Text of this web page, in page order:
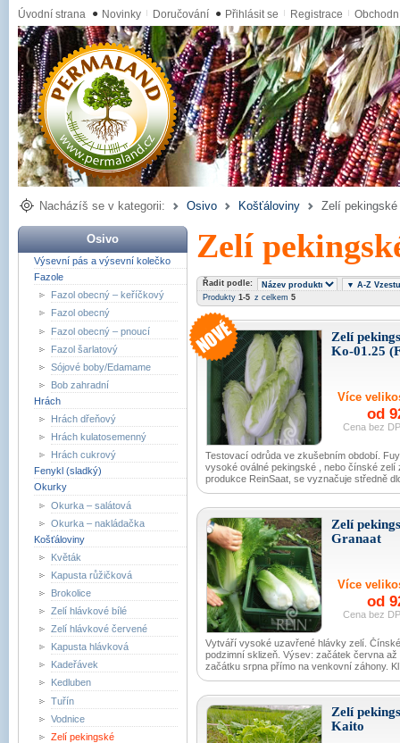
Úvodní strana ● Novinky Doručování ● Přihlásit se Registrace
Nacházíš se v kategorii: Osivo Košťáloviny Zelí pekingské
Osivo
Výsevní pás a výsevní kolečko
Fazole
Fazol obecný – keříčkový
Fazol obecný
Fazol obecný – pnoucí
Fazol šarlatový
Sójové boby/Edamame
Bob zahradní
Hrách
Hrách dřeňový
Hrách kulatosemenný
Hrách cukrový
Fenykl (sladký)
Okurky
Okurka – salátová
Okurka – nakládačka
Košťáloviny
Květák
Kapusta růžičková
Brokolice
Zelí hlávkové bílé
Zelí hlávkové červené
Kapusta hlávková
Kadeřávek
Kedluben
Tuřín
Vodnice
Zelí pekingské
Zelí
Řadit podle:
Produkty 1-5 z celkem 5
Zelí
Ko-01.25
Testovací odrůda ve zkušebním období.
vysoké oválné pekingské , nebo čínské zelí
produkce ReinSaat, se vyznačuje středně
Více
od
Cena bez
Zelí
Granaat
Vytváří vysoké uzavřené hlávky zelí.
podzimní sklizeň. Výsev: začátek června až
začátku srpna přímo na venkovní záhony.
Více
od
Cena bez
Zelí
Kaito